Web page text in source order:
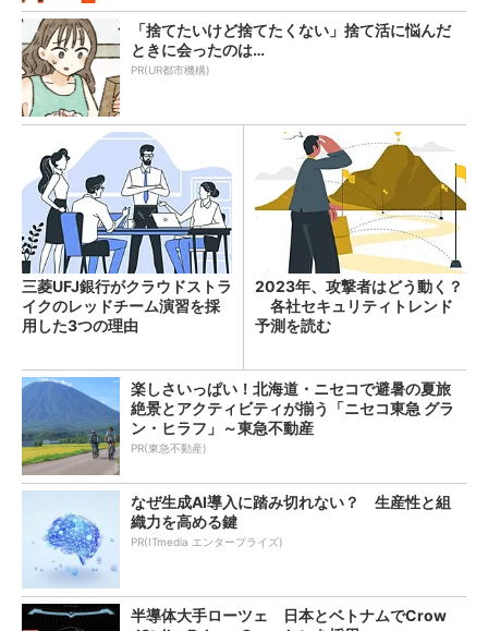
「捨てたいけど捨てたくない」捨て活に悩んだ
ときに会ったのは…
PR(UR都市機構)
三菱UFJ銀行がクラウドストラ
イクのレッドチーム演習を採
用した3つの理由
2023年、攻撃者はどう動く？
各社セキュリティトレンド
予測を読む
楽しさいっぱい！北海道・ニセコで避暑の夏旅
絶景とアクティビティが揃う「ニセコ東急 グラ
ン・ヒラフ」～東急不動産
PR(東急不動産)
なぜ生成AI導入に踏み切れない？ 生産性と組
織力を高める鍵
PR(ITmedia エンタープライズ)
半導体大手ローツェ 日本とベトナムでCrow